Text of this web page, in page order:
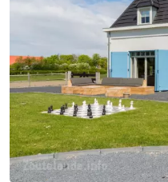
Oosterschelde
Burgh
Haamstede
-
Nature
Kop
Walcheren
-